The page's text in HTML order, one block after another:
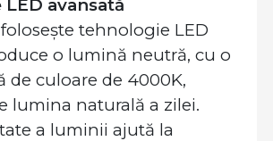
avansată
tehnologie LED
o lumină neutră, cu o
de culoare de 4000K,
lumina naturală a zilei.
a luminii ajută la